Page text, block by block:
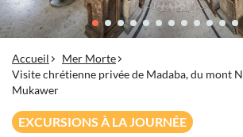
Accueil
Mer Morte
Visite chrétienne privée de Madaba, du mont
Mukawer
EXCURSIONS À LA JOURNÉE